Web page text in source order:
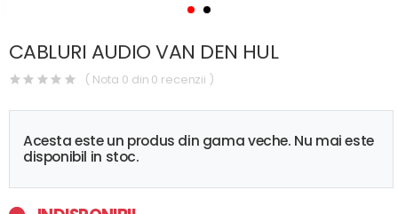
CABLURI AUDIO VAN DEN HUL
( Nota 0 din 0 recenzii )
Acesta este un produs din gama veche. Nu mai este
disponibil in stoc.